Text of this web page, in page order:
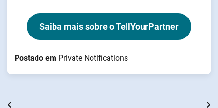
Saiba mais sobre o TellYourPartner
Postado em Private Notifications